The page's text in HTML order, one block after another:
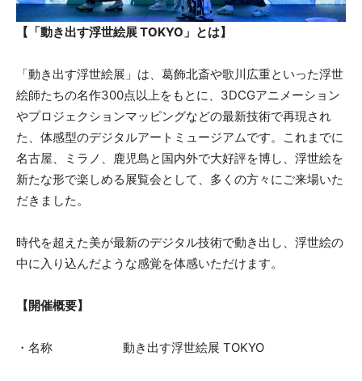
【「動き出す浮世絵展 TOKYO」とは】
「動き出す浮世絵展」は、葛飾北斎や歌川広重といった浮世
絵師たちの名作300点以上をもとに、3DCGアニメーション
やプロジェクションマッピングなどの最新技術で再現され
た、体感型のデジタルアートミュージアムです。これまでに
名古屋、ミラノ、鹿児島と国内外で大好評を博し、浮世絵を
新たな形で楽しめる展覧会として、多くの方々にご来場いた
だきました。
時代を超えた美が最新のデジタル技術で動き出し、浮世絵の
中に入り込んだような感覚を体感いただけます。
【開催概要】
・名称 動き出す浮世絵展 TOKYO